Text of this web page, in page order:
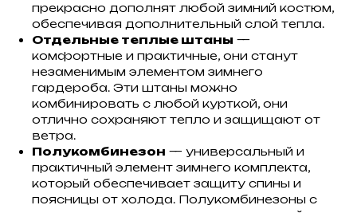
прекрасно дополнят любой зимний костюм,
обеспечивая дополнительный слой тепла.
Отдельные теплые штаны —
комфортные и практичные, они станут
незаменимым элементом зимнего
гардероба. Эти штаны можно
комбинировать с любой курткой, они
отлично сохраняют тепло и защищают от
ветра.
Полукомбинезон — универсальный и
практичный элемент зимнего комплекта,
который обеспечивает защиту спины и
поясницы от холода. Полукомбинезоны с